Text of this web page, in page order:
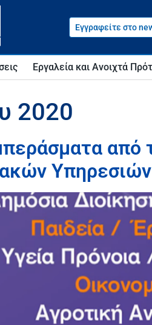
Εγγραφείτε στο
Εργαλεία και Ανοιχτά
2020
από